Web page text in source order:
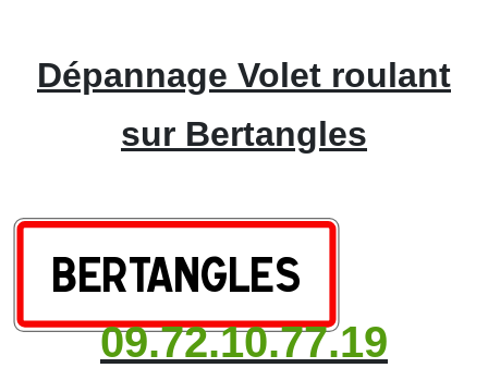
Dépannage Volet roulant
sur Bertangles
09.72.10.77.19